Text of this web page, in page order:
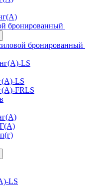
бронированный
бронированный
LS
LS
FRLS
LS